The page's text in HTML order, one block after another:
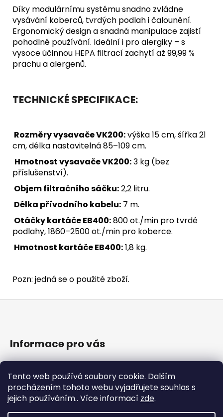
Tento web používá soubory cookie. Dalším
procházením tohoto webu vyjadřujete souhlas s
jejich používáním.. Více informací zde.
Díky modulárnímu systému snadno zvládne
vysávání koberců, tvrdých podlah i čalounění.
Ergonomický design a snadná manipulace zajistí
pohodlné používání. Ideální i pro alergiky – s
vysoce účinnou HEPA filtrací zachytí až 99,99 %
prachu a alergenů.
TECHNICKÉ SPECIFIKACE:
Rozměry vysavače VK200:výška 15 cm, šířka 21
cm, délka nastavitelná 85–109 cm.
Hmotnost vysavače VK200:3 kg (bez
příslušenství).
Objem filtračního sáčku:2,2 litru.
Délka přívodního kabelu: 7 m.
Otáčky kartáče EB400:800 ot./min pro tvrdé
podlahy, 1860–2500 ot./min pro koberce.
Hmotnost kartáčeEB400:1,8 kg.
Pozn: jedná se o použité zboží.
t
Informace pro vás
Obchodní podmínky
Podmínky ochrany osobních údajů
Kontakt